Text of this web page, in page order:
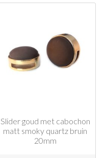
Slider goud met cabochon
matt smoky quartz bruin
20mm